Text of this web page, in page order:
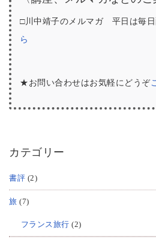
□川中靖子のメルマガ 平日は毎
ら
★お問い合わせはお気軽にどうぞ
カテゴリー
書評 (2)
旅 (7)
フランス旅行 (2)